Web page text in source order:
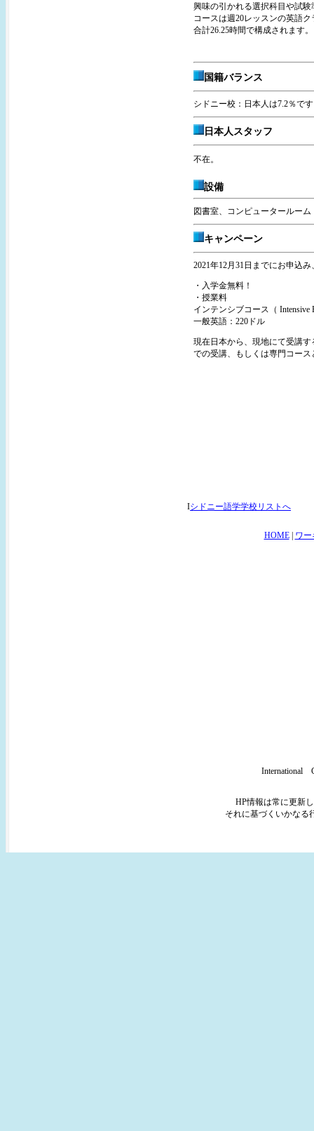
興味の引かれる選択科目や試
コースは週20レッスンの英語
合計26.25時間で構成されます。
国籍バランス
シドニー校：日本人は7.2％で
日本人スタッフ
不在。
設備
図書室、コンピュータールー
キャンペーン
2021年12月31日までにお申込
・入学金無料！
・授業料
インテンシブコース（ Intensive
一般英語：220ドル
現在日本から、現地にて受講
での受講、もしくは専門コー
Iシドニー語学学校リストへ
HOME| ワ
International
HP情報は常に更新
それに基づくいかなる